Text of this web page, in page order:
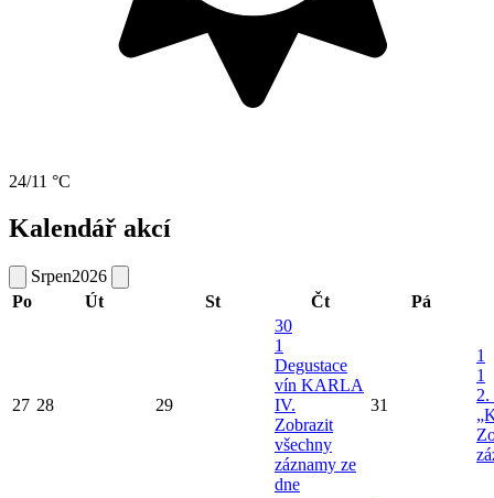
24/11 °C
Kalendář akcí
Srpen2026
Po
Út St Čt Pá
27 28 29
30
1
Degustace
vín KARLA
IV.
Zobrazit
všechny
záznamy ze
dne
31
1
1
2.